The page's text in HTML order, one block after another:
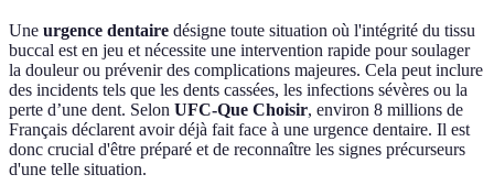
Une urgence dentaire désigne toute situation où l'intégrité du tissu
buccal est en jeu et nécessite une intervention rapide pour soulager
la douleur ou prévenir des complications majeures. Cela peut inclure
des incidents tels que les dents cassées, les infections sévères ou la
perte d’une dent. Selon UFC-Que Choisir, environ 8 millions de
Français déclarent avoir déjà fait face à une urgence dentaire. Il est
donc crucial d'être préparé et de reconnaître les signes précurseurs
d'une telle situation.